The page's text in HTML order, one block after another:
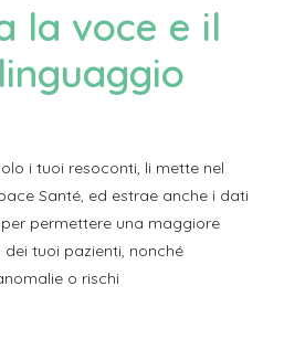
la voce e il
i tuoi resoconti, li mette nel
Santé, ed estrae anche i dati
permettere una maggiore
tuoi pazienti, nonché
o rischi